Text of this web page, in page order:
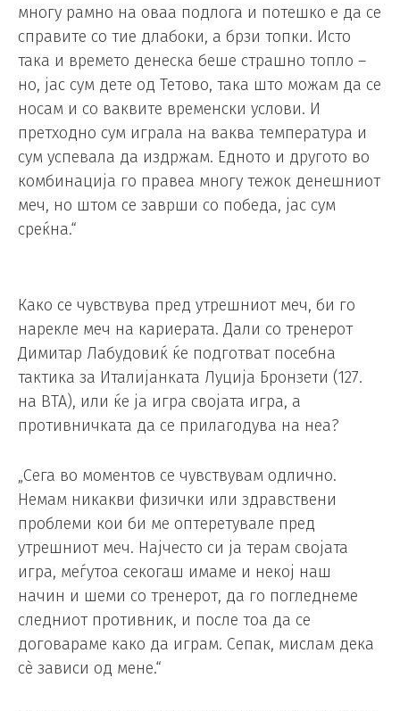
многу рамно на оваа подлога и потешко е да се
справите со тие длабоки, а брзи топки. Исто
така и времето денеска беше страшно топло –
но, јас сум дете од Тетово, така што можам да се
носам и со ваквите временски услови. И
претходно сум играла на ваква температура и
сум успевала да издржам. Едното и другото во
комбинација го правеа многу тежок денешниот
меч, но штом се заврши со победа, јас сум
среќна.“
Како се чувствува пред утрешниот меч, би го
нарекле меч на кариерата. Дали со тренерот
Димитар Лабудовиќ ќе подготват посебна
тактика за Италијанката Луција Бронзети (127.
на ВТА), или ќе ја игра својата игра, а
противничката да се прилагодува на неа?
„Сега во моментов се чувствувам одлично.
Немам никакви физички или здравствени
проблеми кои би ме оптеретувале пред
утрешниот меч. Најчесто си ја терам својата
игра, меѓутоа секогаш имаме и некој наш
начин и шеми со тренерот, да го погледнеме
следниот противник, и после тоа да се
договараме како да играм. Сепак, мислам дека
сè зависи од мене.“